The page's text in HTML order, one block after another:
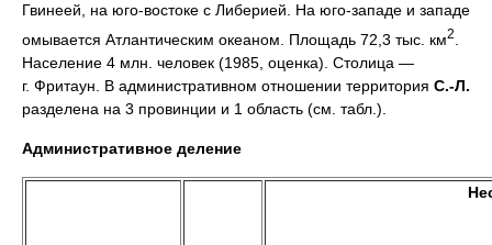
Гвинеей, на юго-востоке с Либерией. На юго-западе и западе
омывается Атлантическим океаном. Площадь 72,3 тыс. км2
Население 4 млн. человек (1985, оценка). Столица —
г. Фритаун. В административном отношении территория С.-Л.
разделена на 3 провинции и 1 область (см. табл.).
Административное деление